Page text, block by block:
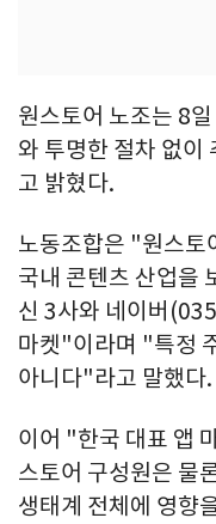
원스토어 노조는 8
와 투명한 절차 없
고 밝혔다.
노동조합은 "원스토
국내 콘텐츠 산업을
신 3사와 네이버
마켓"이라며 "특정
아니다"라고 말했다.
이어 "한국 대표 앱
스토어 구성원은 물
생태계 전체에 영향